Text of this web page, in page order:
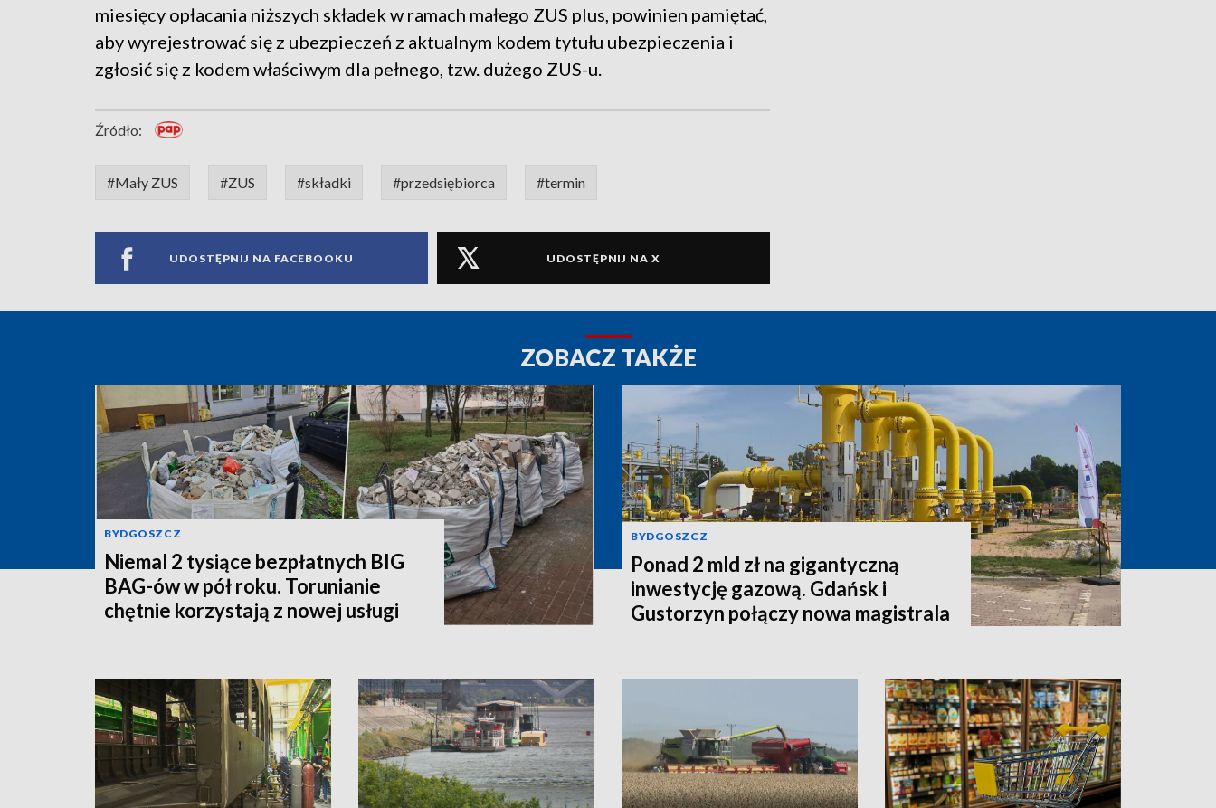
miesięcy opłacania niższych składek w ramach małego ZUS plus, powinien pamiętać,
aby wyrejestrować się z ubezpieczeń z aktualnym kodem tytułu ubezpieczenia i
zgłosić się z kodem właściwym dla pełnego, tzw. dużego ZUS-u.
Źródło:
#Mały ZUS #ZUS #składki #przedsiębiorca #termin
UDOSTĘPNIJ NA FACEBOOKU UDOSTĘPNIJ NA X
ZOBACZ TAKŻE
BYDGOSZCZ
Niemal 2 tysiące bezpłatnych BIG
BAG-ów w pół roku. Torunianie
chętnie korzystają z nowej usługi
BYDGOSZCZ
Ponad 2 mld zł na gigantyczną
inwestycję gazową. Gdańsk i
Gustorzyn połączy nowa magistrala